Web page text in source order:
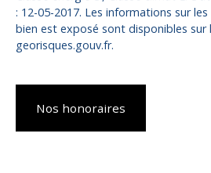
: 12-05-2017. Les informations sur
bien est exposé sont disponibles sur
georisques.gouv.fr.
Nos honoraires